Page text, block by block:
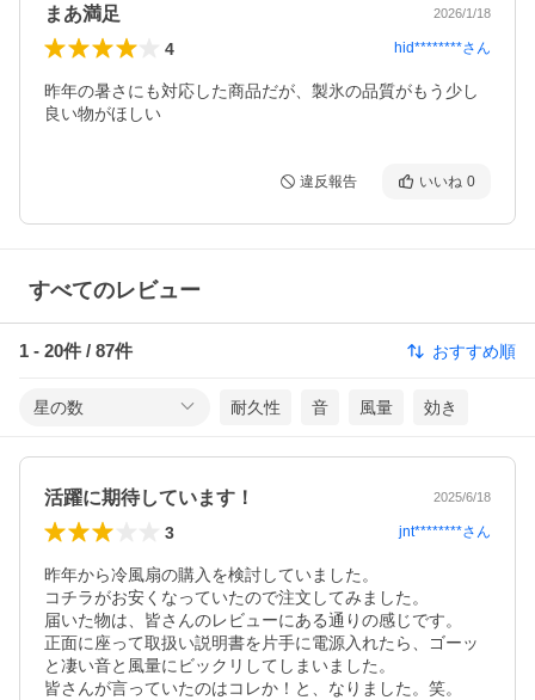
まあ満足 2026/1/18
4 hid********さん
昨年の暑さにも対応した商品だが、製氷の品質がもう少し
良い物がほしい
違反報告 いいね 0
すべてのレビュー
1 - 20件 / 87件 おすすめ順
星の数 耐久性 音 風量 効き
活躍に期待しています！ 2025/6/18
3 jnt********さん
昨年から冷風扇の購入を検討していました。
コチラがお安くなっていたので注文してみました。
届いた物は、皆さんのレビューにある通りの感じです。
正面に座って取扱い説明書を片手に電源入れたら、ゴーッ
と凄い音と風量にビックリしてしまいました。
皆さんが言っていたのはコレか！と、なりました。笑。